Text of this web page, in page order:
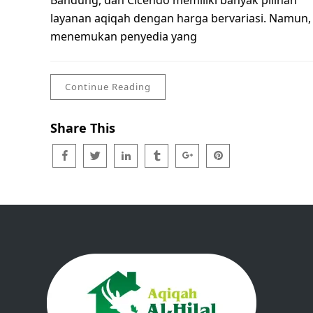
layanan aqiqah dengan harga bervariasi. Namun,
menemukan penyedia yang
Continue Reading
Share This